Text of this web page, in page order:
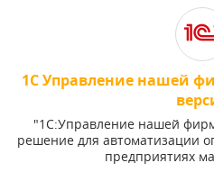
1С Управление нашей
"1С:Управление нашей
решение для автоматизации
предприятиях